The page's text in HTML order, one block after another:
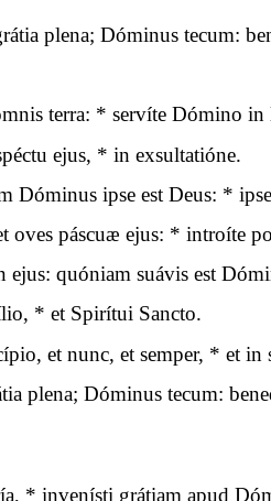
plena; Dóminus tecum:
terra: * servíte Dómino
ejus, * in exsultatióne.
Dóminus ipse est Deus: *
oves páscuæ ejus: * introíte
ejus: quóniam suávis est
* et Spirítui Sancto.
et nunc, et semper, * et
plena; Dóminus tecum:
* invenísti grátiam apud